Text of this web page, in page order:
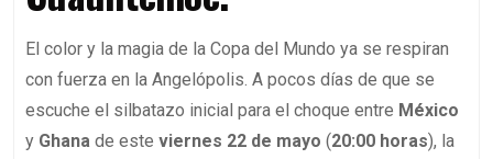
El color y la magia de la Copa del Mundo ya se respiran
con fuerza en la Angelópolis. A pocos días de que se
escuche el silbatazo inicial para el choque entre México
y Ghana de este viernes 22 de mayo (20:00 horas), la